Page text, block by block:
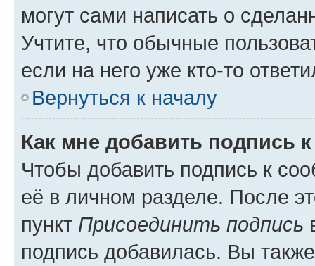
могут сами написать о
Учтите, что обычные
если на него уже кто-то
Вернуться к началу
Как мне добавить подпись
Чтобы добавить подпись к
её в личном разделе. После
пункт Присоединить подпись
подпись добавилась. Вы